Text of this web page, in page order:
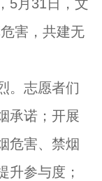
5月31日，文
害，共建无
。志愿者们
承诺；开展
危害、禁烟
升参与度；